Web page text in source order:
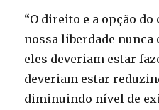
“O direito e a opção do
nossa liberdade nunca
eles deveriam estar
deveriam estar
diminuindo nível de